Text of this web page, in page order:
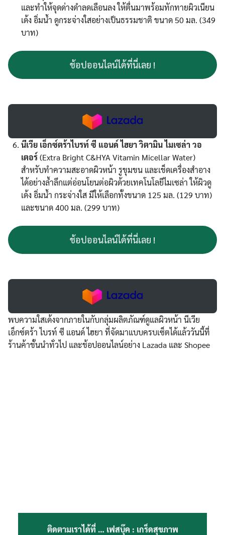
และทำให้จุดด่างดำลดเลือนลง ให้ตื่นมาพร้อมทักทายผิวเนียน
เด้ง อิ่มน้ำ ดูกระจ่างใสอย่างเป็นธรรมชาติ ขนาด 50 มล. (349
บาท)
ช้อปออนไลน์ได้ที่นี่เลย !
นีเวีย เอ็กซ์ตร้าไบรท์ ซี แอนด์ ไฮยา วิตามิน ไมเซล่า วอ
เตอร์(Extra Bright C&HYA Vitamin Micellar Water)
สำหรับทำความสะอาดผิวหน้า รูขุมขน และเช็ดเครื่องสำอาง
ได้อย่างล้ำลึกแต่อ่อนโยนต่อผิวด้วยเทคโนโลยีไมเซล่า ให้ผิวดู
เด้ง อิ่มน้ำ กระจ่างใส มีให้เลือกทั้งขนาด 125 มล. (129 บาท)
และขนาด 400 มล. (299 บาท)
ช้อปออนไลน์ได้ที่นี่เลย !
พบความใสเด้งจากภายในกับกลุ่มผลิตภัณฑ์ดูแลผิวหน้า นีเวีย
เอ็กซ์ตร้า ไบรท์ ซี แอนด์ ไฮยา ที่จัดมาแบบครบเซ็ตได้แล้ววันนี้ที่
ร้านค้าชั้นนำทั่วไป และช้อปออนไลน์อย่าง Lazada และ Shopee
ติดตามเราได้ที่ … เฟสบุ๊ค : เกร็ดสุขภาพ